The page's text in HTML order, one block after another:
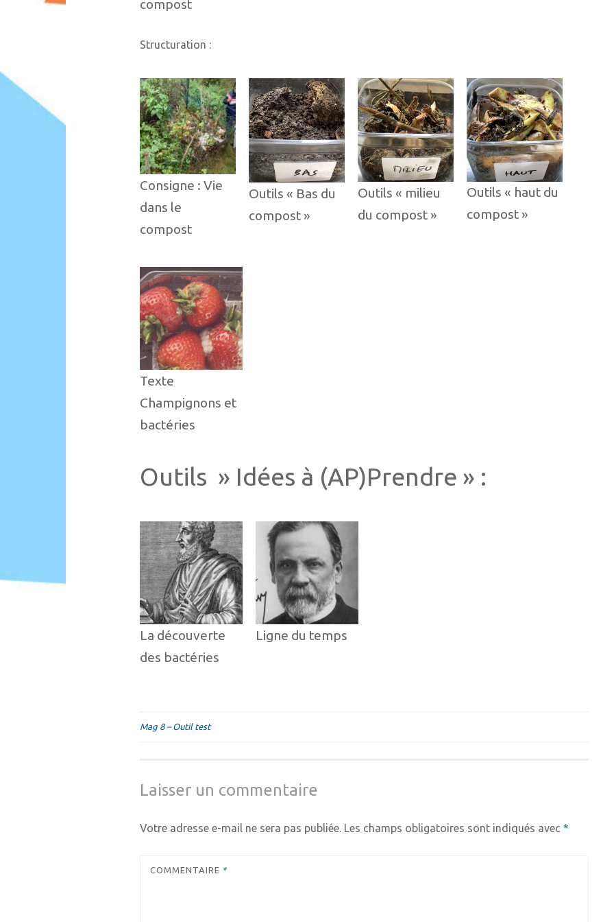
compost
Structuration :
Consigne : Vie
dans le
compost
Outils « Bas du
compost »
Outils « milieu
du compost »
Outils « haut du
compost »
Texte
Champignons et
bactéries
Outils » Idées à (AP)Prendre » :
La découverte
des bactéries
Ligne du temps
Navigation
l’article
Mag 8 – Outil test
Laisser un commentaire
Votre adresse e-mail ne sera pas publiée. Les champs obligatoires sont indiqués avec *
COMMENTAIRE *